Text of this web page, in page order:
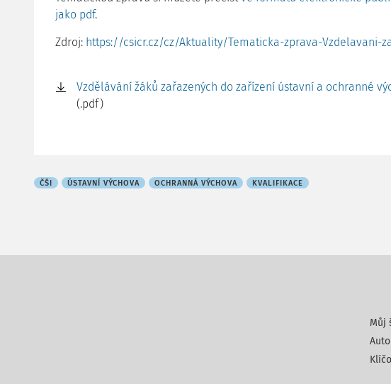
jako pdf.
Zdroj: https://csicr.cz/cz/Aktuality/Tematicka-zprava-Vzdelavani-
Vzdělávání žáků zařazených do zařízení ústavní a ochranné
(.pdf)
ČŠI ÚSTAVNÍ VÝCHOVA OCHRANNÁ VÝCHOVA KVALIFIKACE
Můj